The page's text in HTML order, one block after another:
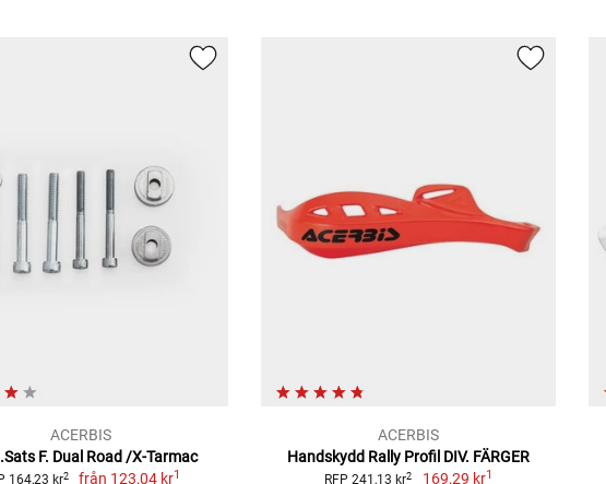
ACERBIS
F. Dual Road /X-Tarmac
164,23 kr2 från 123,04 kr1
ACERBIS
Handskydd Rally Profil DIV. FÄRGER
RFP 241,13 kr2 169,29 kr1